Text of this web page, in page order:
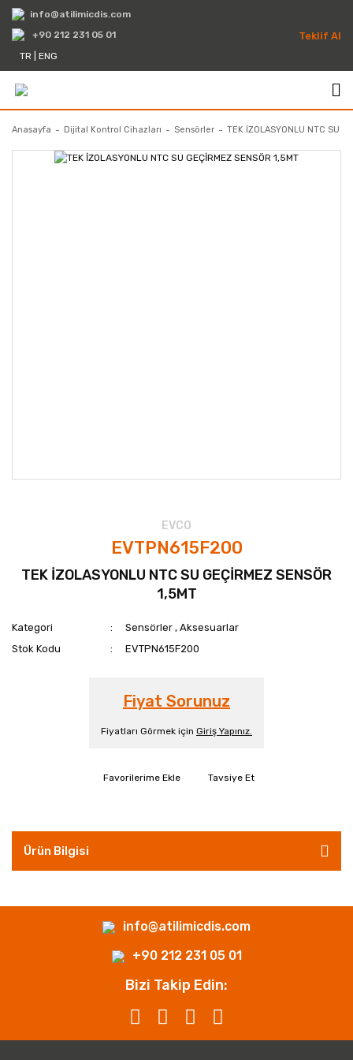
info@atilimicdis.com
+90 212 231 05 01
TR
ENG
Teklif Al
Anasayfa Dijital Kontrol Cihazları Sensörler TEK İZOLASYONLU NTC SU
EVCO
EVTPN615F200
TEK İZOLASYONLU NTC SU GEÇİRMEZ SENSÖR
1,5MT
Kategori Sensörler ,Aksesuarlar
Stok Kodu
EVTPN615F200
Fiyat Sorunuz
Fiyatları Görmek için Giriş Yapınız.
Tavsiye Et
Ürün Bilgisi
info@atilimicdis.com
+90 212 231 05 01
Bizi Takip Edin: